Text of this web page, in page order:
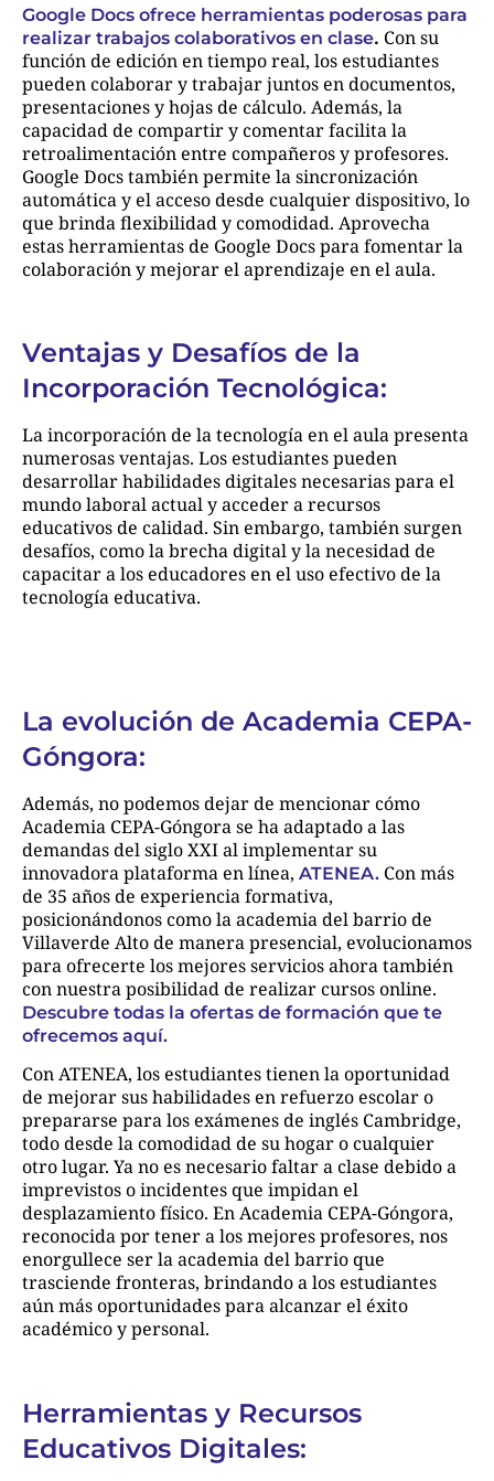
Google Docs ofrece herramientas poderosas para
realizar trabajos colaborativos en clase. Con su
función de edición en tiempo real, los estudiantes
pueden colaborar y trabajar juntos en documentos,
presentaciones y hojas de cálculo. Además, la
capacidad de compartir y comentar facilita la
retroalimentación entre compañeros y profesores.
Google Docs también permite la sincronización
automática y el acceso desde cualquier dispositivo, lo
que brinda flexibilidad y comodidad. Aprovecha
estas herramientas de Google Docs para fomentar la
colaboración y mejorar el aprendizaje en el aula.
Ventajas y Desafíos de la
Incorporación Tecnológica:
La incorporación de la tecnología en el aula presenta
numerosas ventajas. Los estudiantes pueden
desarrollar habilidades digitales necesarias para el
mundo laboral actual y acceder a recursos
educativos de calidad. Sin embargo, también surgen
desafíos, como la brecha digital y la necesidad de
capacitar a los educadores en el uso efectivo de la
tecnología educativa.
La evolución de Academia CEPA-
Góngora:
Además, no podemos dejar de mencionar cómo
Academia CEPA-Góngora se ha adaptado a las
demandas del siglo XXI al implementar su
innovadora plataforma en línea, ATENEA. Con más
de 35 años de experiencia formativa,
posicionándonos como la academia del barrio de
Villaverde Alto de manera presencial, evolucionamos
para ofrecerte los mejores servicios ahora también
con nuestra posibilidad de realizar cursos online.
Descubre todas la ofertas de formación que te
ofrecemos aquí.
Con ATENEA, los estudiantes tienen la oportunidad
de mejorar sus habilidades en refuerzo escolar o
prepararse para los exámenes de inglés Cambridge,
todo desde la comodidad de su hogar o cualquier
otro lugar. Ya no es necesario faltar a clase debido a
imprevistos o incidentes que impidan el
desplazamiento físico. En Academia CEPA-Góngora,
reconocida por tener a los mejores profesores, nos
enorgullece ser la academia del barrio que
trasciende fronteras, brindando a los estudiantes
aún más oportunidades para alcanzar el éxito
académico y personal.
Herramientas y Recursos
Educativos Digitales: